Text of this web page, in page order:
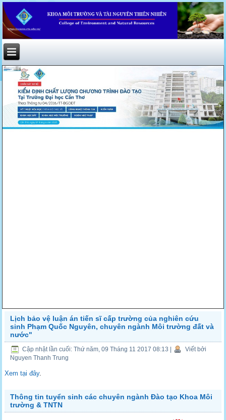
Lịch bảo vệ luận án tiến sĩ cấp trường của nghiên cứu
sinh Phạm Quốc Nguyên, chuyên ngành Môi trường đất và
nước"
Cập nhật lần cuối: Thứ năm, 09 Tháng 11 2017 08:13
Viết bởi
Nguyen Thanh Trung
Xem tại đây.
Thông tin tuyển sinh các chuyên ngành Đào tạo Khoa Môi
trường & TNTN